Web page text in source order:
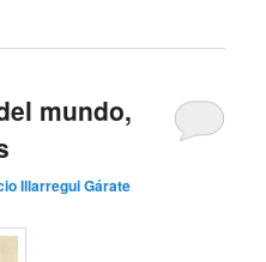
mundo,
Illarregui Gárate